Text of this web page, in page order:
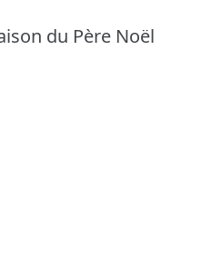
du Père Noël